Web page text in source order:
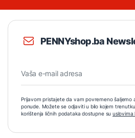
PENNYshop.ba
Prijavom pristajete da vam povremeno šaljemo
ponude. Možete se odjaviti u bilo kojem
korištenja ličnih podataka dostupne su uslovima